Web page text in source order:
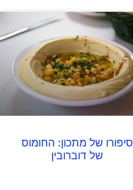
סיפורו של מתכון: החומוס
של דוברובין